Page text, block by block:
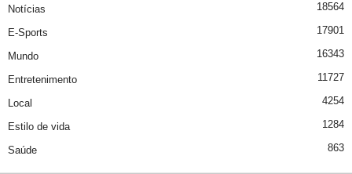
Notícias 18564
E-Sports 17901
Mundo 16343
Entretenimento 11727
Local 4254
Estilo de vida 1284
Saúde 863